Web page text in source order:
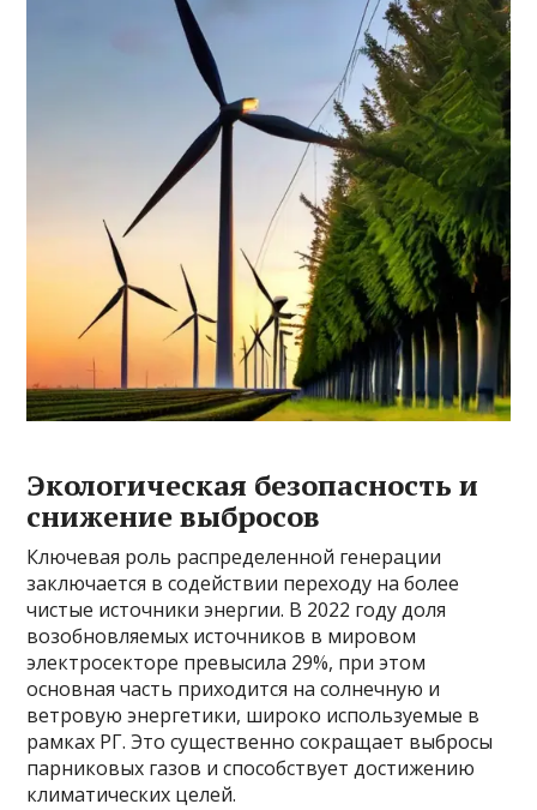
Экологическая безопасность и
снижение выбросов
Ключевая роль распределенной генерации
заключается в содействии переходу на более
чистые источники энергии. В 2022 году доля
возобновляемых источников в мировом
электросекторе превысила 29%, при этом
основная часть приходится на солнечную и
ветровую энергетики, широко используемые в
рамках РГ. Это существенно сокращает выбросы
парниковых газов и способствует достижению
климатических целей.